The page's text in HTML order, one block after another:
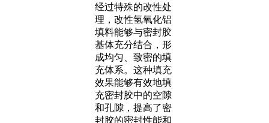
经过特殊的改性处
理，改性氢氧化铝
填料能够与密封胶
基体充分结合，形
成均匀、致密的填
充体系。这种填充
效果能够有效地填
充密封胶中的空隙
和孔隙，提高了密
封胶的密封性能和